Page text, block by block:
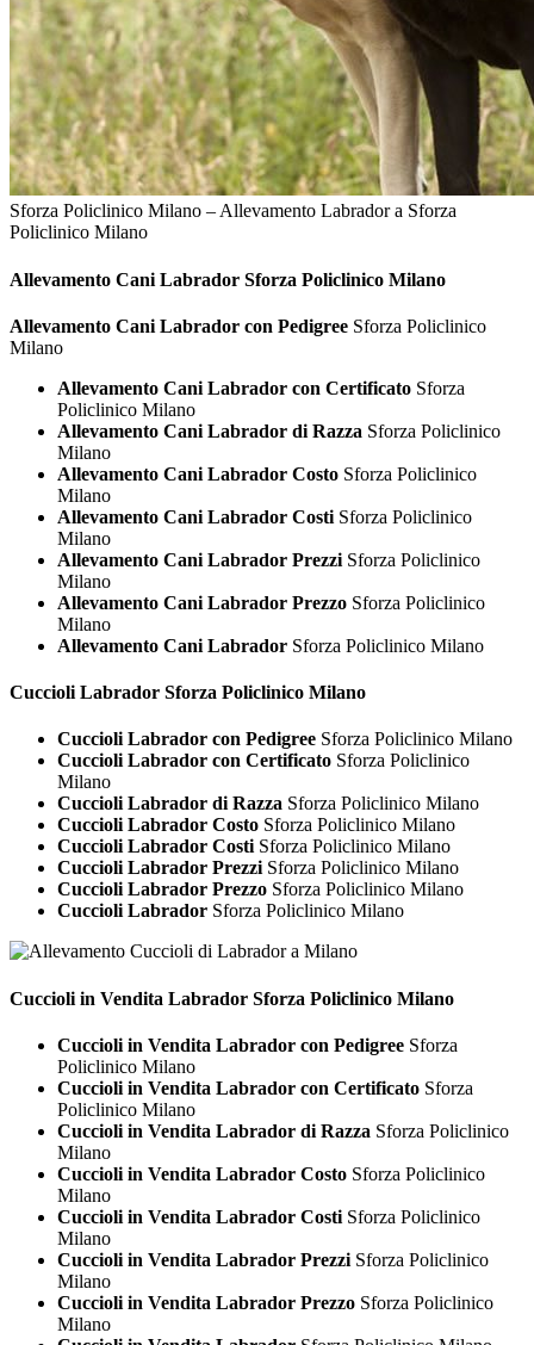
Sforza Policlinico Milano – Allevamento Labrador a Sforza
Policlinico Milano
Allevamento Cani Labrador Sforza Policlinico Milano
Allevamento Cani Labrador con Pedigree Sforza Policlinico
Milano
Allevamento Cani Labrador con Certificato Sforza
Policlinico Milano
Allevamento Cani Labrador di Razza Sforza Policlinico
Milano
Allevamento Cani Labrador Costo Sforza Policlinico
Milano
Allevamento Cani Labrador Costi Sforza Policlinico
Milano
Allevamento Cani Labrador Prezzi Sforza Policlinico
Milano
Allevamento Cani Labrador Prezzo Sforza Policlinico
Milano
Allevamento Cani Labrador Sforza Policlinico Milano
Cuccioli Labrador Sforza Policlinico Milano
Cuccioli Labrador con Pedigree Sforza Policlinico Milano
Cuccioli Labrador con Certificato Sforza Policlinico
Milano
Cuccioli Labrador di Razza Sforza Policlinico Milano
Cuccioli Labrador Costo Sforza Policlinico Milano
Cuccioli Labrador CostiSforza Policlinico Milano
Cuccioli Labrador PrezziSforza Policlinico Milano
Cuccioli Labrador Prezzo Sforza Policlinico Milano
Cuccioli Labrador Sforza Policlinico Milano
Cuccioli in Vendita Labrador Sforza Policlinico Milano
Cuccioli in Vendita Labrador con Pedigree Sforza
Policlinico Milano
Cuccioli in Vendita Labrador con Certificato Sforza
Policlinico Milano
Cuccioli in Vendita Labrador di Razza Sforza Policlinico
Milano
Cuccioli in Vendita Labrador Costo Sforza Policlinico
Milano
Cuccioli in Vendita Labrador Costi Sforza Policlinico
Milano
Cuccioli in Vendita Labrador Prezzi Sforza Policlinico
Milano
Cuccioli in Vendita Labrador Prezzo Sforza Policlinico
Milano